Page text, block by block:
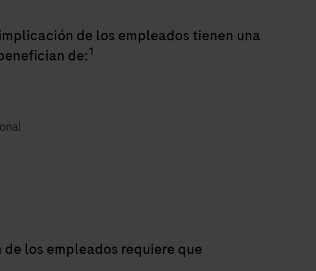
de los empleados tienen una
de:1
los empleados requiere que